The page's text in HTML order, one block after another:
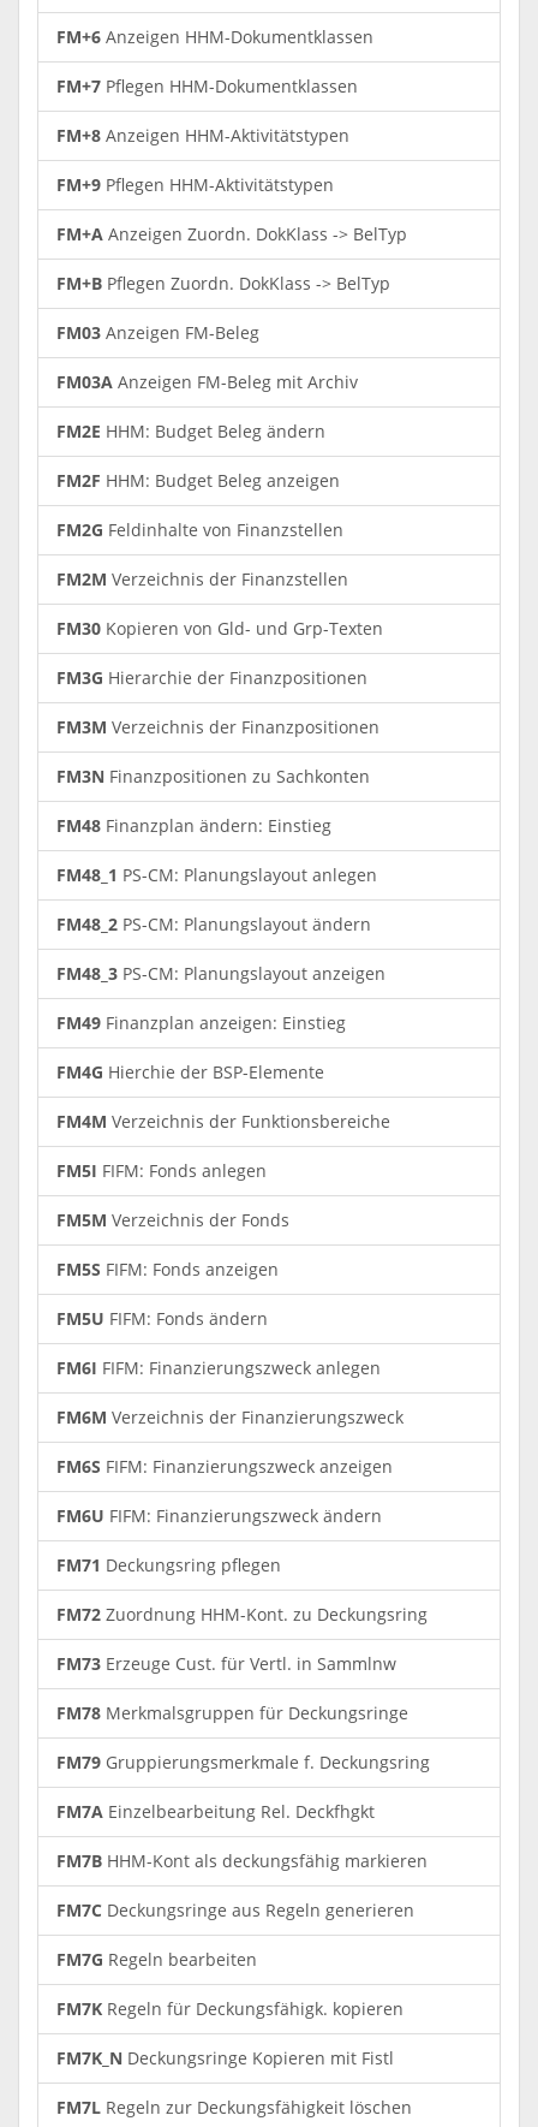
FM+6 Anzeigen HHM-Dokumentklassen
FM+7 Pflegen HHM-Dokumentklassen
FM+8 Anzeigen HHM-Aktivitätstypen
FM+9 Pflegen HHM-Aktivitätstypen
FM+A Anzeigen Zuordn. DokKlass -> BelTyp
FM+B Pflegen Zuordn. DokKlass -> BelTyp
FM03 Anzeigen FM-Beleg
FM03A Anzeigen FM-Beleg mit Archiv
FM2E HHM: Budget Beleg ändern
FM2F HHM: Budget Beleg anzeigen
FM2G Feldinhalte von Finanzstellen
FM2M Verzeichnis der Finanzstellen
FM30 Kopieren von Gld- und Grp-Texten
FM3G Hierarchie der Finanzpositionen
FM3M Verzeichnis der Finanzpositionen
FM3N Finanzpositionen zu Sachkonten
FM48 Finanzplan ändern: Einstieg
FM48_1 PS-CM: Planungslayout anlegen
FM48_2 PS-CM: Planungslayout ändern
FM48_3 PS-CM: Planungslayout anzeigen
FM49 Finanzplan anzeigen: Einstieg
FM4G Hierchie der BSP-Elemente
FM4M Verzeichnis der Funktionsbereiche
FM5I FIFM: Fonds anlegen
FM5M Verzeichnis der Fonds
FM5S FIFM: Fonds anzeigen
FM5U FIFM: Fonds ändern
FM6I FIFM: Finanzierungszweck anlegen
FM6M Verzeichnis der Finanzierungszweck
FM6S FIFM: Finanzierungszweck anzeigen
FM6U FIFM: Finanzierungszweck ändern
FM71 Deckungsring pflegen
FM72 Zuordnung HHM-Kont. zu Deckungsring
FM73 Erzeuge Cust. für Vertl. in Sammlnw
FM78 Merkmalsgruppen für Deckungsringe
FM79 Gruppierungsmerkmale f. Deckungsring
FM7A Einzelbearbeitung Rel. Deckfhgkt
FM7B HHM-Kont als deckungsfähig markieren
FM7C Deckungsringe aus Regeln generieren
FM7G Regeln bearbeiten
FM7K Regeln für Deckungsfähigk. kopieren
FM7K_N Deckungsringe Kopieren mit Fistl
FM7L Regeln zur Deckungsfähigkeit löschen